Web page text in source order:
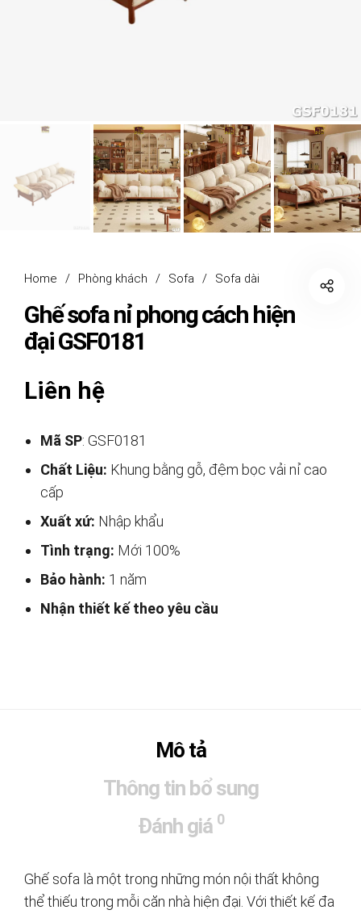
Home / Phòng khách / Sofa / Sofa dài
Ghế sofa nỉ phong cách hiện
đại GSF0181
Liên hệ
Mã SP: GSF0181
Chất Liệu: Khung bằng gỗ, đệm bọc vải nỉ cao
cấp
Xuất xứ: Nhập khẩu
Tình trạng: Mới 100%
Bảo hành: 1 năm
Nhận thiết kế theo yêu cầu
Mô tả
Thông tin bổ sung
Đánh giá 0
Ghế sofa là một trong những món nội thất không
thể thiếu trong mỗi căn nhà hiện đại. Với thiết kế đa